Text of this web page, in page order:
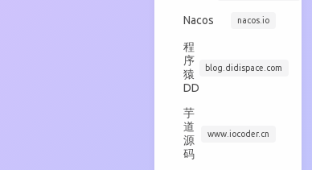
Nacos nacos.io
程
序
猿
DD
blog.didispace.com
芋
道
源
码
www.iocoder.cn